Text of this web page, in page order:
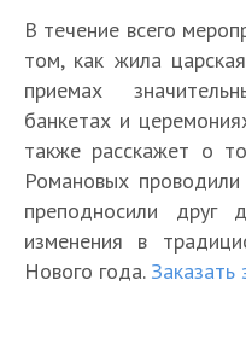
В течение всего
том, как жила
приемах
банкетах и
также расскажет о
Романовых
преподносили друг
изменения в
Нового года. Заказать